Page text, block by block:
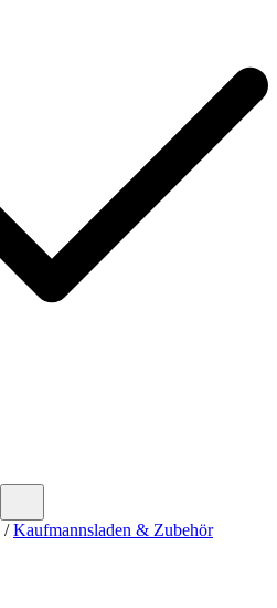
/Kaufmannsladen & Zubehör